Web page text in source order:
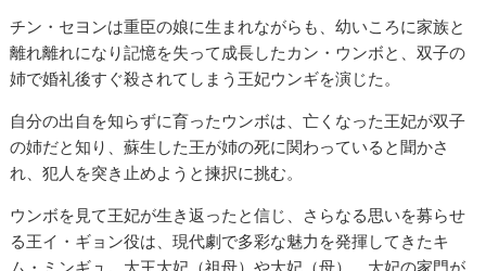
チン・セヨンは重臣の娘に生まれながらも、幼いころに家族と
離れ離れになり記憶を失って成長したカン・ウンボと、双子の
姉で婚礼後すぐ殺されてしまう王妃ウンギを演じた。
自分の出自を知らずに育ったウンボは、亡くなった王妃が双子
の姉だと知り、蘇生した王が姉の死に関わっていると聞かさ
れ、犯人を突き止めようと揀択に挑む。
ウンボを見て王妃が生き返ったと信じ、さらなる思いを募らせ
る王イ・ギョン役は、現代劇で多彩な魅力を発揮してきたキ
ム・ミンギュ。大王大妃（祖母）や大妃（母）、大妃の家門が